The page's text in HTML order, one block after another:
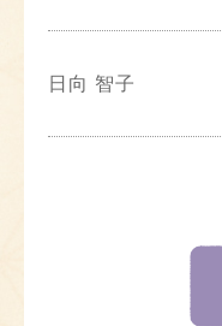
日向 智子